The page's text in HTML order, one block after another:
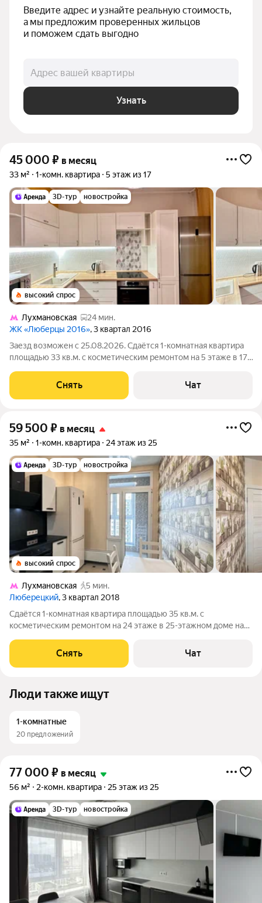
Введите адрес и узнайте реальную стоимость,
а мы предложим проверенных жильцов
и поможем сдать выгодно
Адрес вашей квартиры
Узнать
45 000 ₽ в месяц
33 м² 1-комн. квартира 5 этаж из 17
3D-тур новостройка
высокий спрос
Лухмановская
24 мин.
ЖК «Люберцы 2016», 3 квартал 2016
Заезд возможен с 25.08.2026. Сдаётся 1-комнатная квартира
площадью 33 кв.м. с косметическим ремонтом на 5 этаже в 17-
машина
Снять Чат
59 500 ₽ в месяц
35 м² 1-комн. квартира 24 этаж из 25
3D-тур новостройка
высокий спрос
Лухмановская
5 мин.
Люберецкий, 3 квартал 2018
Сдаётся 1-комнатная квартира площадью 35 кв.м. с
косметическим ремонтом на 24 этаже в 25-этажном доме на
Дом - монолитный, окна
Снять Чат
Люди также ищут
1-комнатные
20 предложений
77 000 ₽ в месяц
56 м² 2-комн. квартира 25 этаж из 25
3D-тур новостройка